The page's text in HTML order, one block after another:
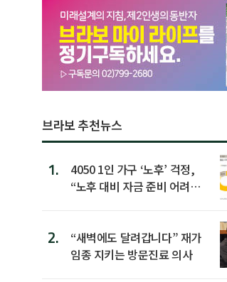
브라보 추천뉴스
1.
4050 1인 가구 ‘노후’ 걱정,
“노후 대비 자금 준비 어려
2.
“새벽에도 달려갑니다” 재가
임종 지키는 방문진료 의사